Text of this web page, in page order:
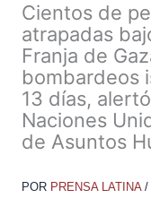
Cientos de
atrapadas
Franja de
bombardeos
13 días,
Naciones
de Asuntos
POR PRENSA LATINA /